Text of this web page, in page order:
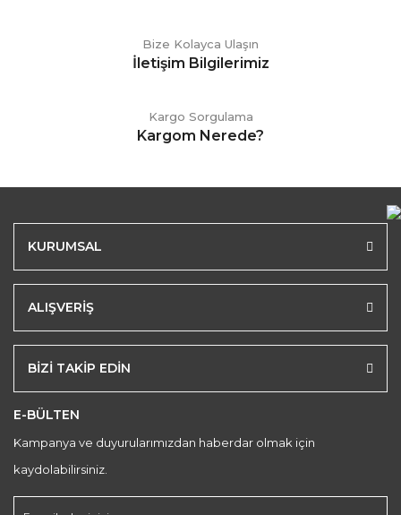
Bize Kolayca Ulaşın
İletişim Bilgilerimiz
Kargo Sorgulama
Kargom Nerede?
KURUMSAL
ALIŞVERİŞ
BİZİ TAKİP EDİN
E-BÜLTEN
Kampanya ve duyurularımızdan haberdar olmak için
kaydolabilirsiniz.